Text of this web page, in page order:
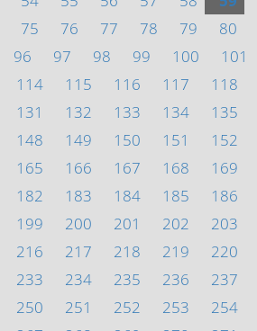
75 76 77 78 79 80
96 97 98 99 100 101
114 115 116 117 118
131 132 133 134 135
148 149 150 151 152
165 166 167 168 169
182 183 184 185 186
199 200 201 202 203
216 217 218 219 220
233 234 235 236 237
250 251 252 253 254